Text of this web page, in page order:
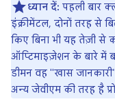
ध्यान दें: पहली बार
इंंक्रीमेंटल, दोनों तरह से
किए बिना भी यह तेज़ी से
ऑप्टिमाइज़ेशन के बारे में
डीमन वह "खास
अन्य जेवीएम की तरह है